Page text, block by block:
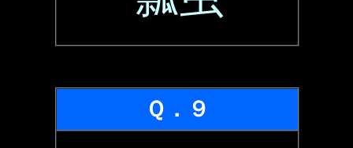
Ｑ．９